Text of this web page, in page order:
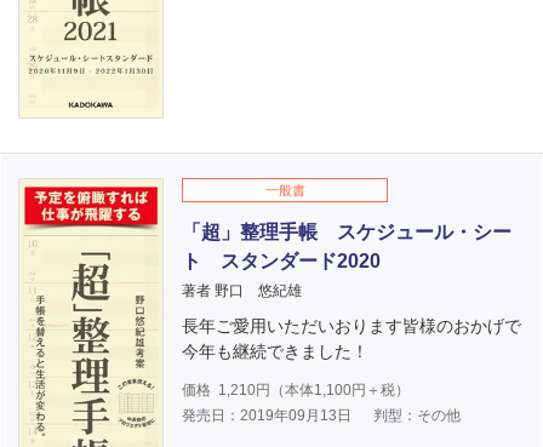
一般書
「超」整理手帳 スケジュール・シー
ト スタンダード2020
著者 野口 悠紀雄
長年ご愛用いただいおります皆様のおかげで
今年も継続できました！
価格 1,210円（本体1,100円＋税）
発売日：2019年09月13日
判型：その他